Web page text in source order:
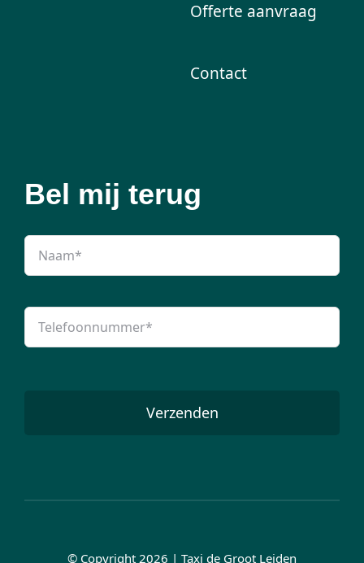
Offerte aanvraag
Contact
Bel mij terug
Verzenden
© Copyright 2026 | Taxi de Groot Leiden